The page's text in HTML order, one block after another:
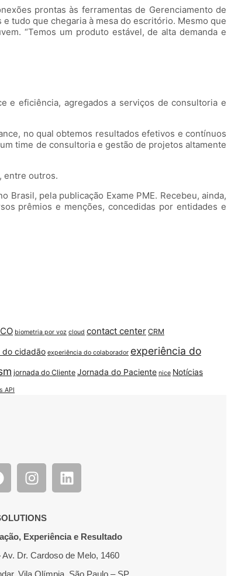
prontas às ferramentas de Gerenciamento de
tudo que chegaria à mesa do escritório. Mesmo que
“Temos um produto estável, de alta demanda e
e eficiência, agregados a serviços de consultoria e
no qual obtemos resultados efetivos e contínuos
time de consultoria e gestão de projetos altamente
entre outros.
Brasil, pela publicação Exame PME. Recebeu, ainda,
prêmios e menções, concedidas por entidades e
biometria por voz cloud contact center CRM
do cidadão experiência do colaborador experiência do
jornada do Cliente Jornada do Paciente nice Notícias
API
Experiência e Resultado
Av. Dr. Cardoso de Melo, 1460